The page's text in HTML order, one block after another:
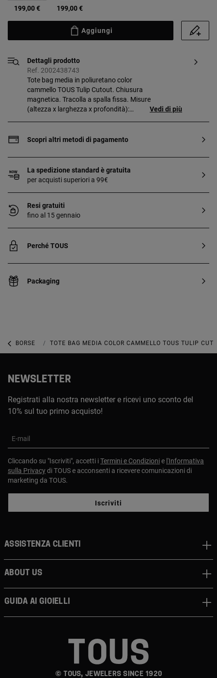
selezionato
199,00 € 199,00 €
Aggiungi
Dettagli prodotto
Ref. 2002438743
Tote bag media in poliuretano color
cammello TOUS Tulip Cutout. Chiusura
magnetica. Tracolla a spalla fissa. Misure
(altezza x larghezza x profondità):
Vedi di più
Scopri altri metodi di pagamento
La spedizione standard è gratuita
per acquisti superiori a 99€
Resi gratuiti
fino al 15 gennaio
Perché TOUS
Packaging
BORSE BORSE MEDIE
TOTE BAG MEDIA COLOR CAMMELLO TOUS TULIP
NEWSLETTER
Registrati alla nostra newsletter e ricevi uno sconto del
10% sul tuo primo acquisto!
E-mail
Cliccando su "Iscriviti", accetti iTermini e Condizionie l'Informativa
sulla Privacydi TOUS e acconsenti a ricevere comunicazioni di
marketing da TOUS.
Iscriviti
© TOUS, JEWELERS SINCE 1920
Assistenza clienti
About us
Guida ai gioielli